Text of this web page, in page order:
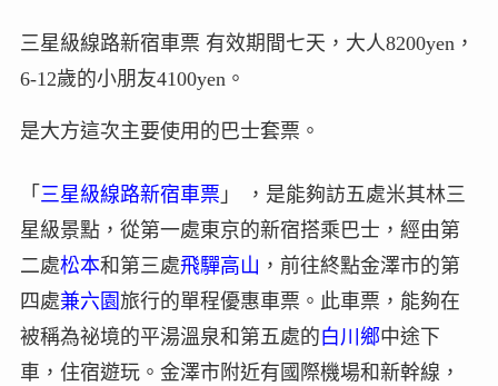
三星級線路新宿車票 有效期間七天，大人8200yen，
6-12歲的小朋友4100yen。
是大方這次主要使用的巴士套票。
「 三星級線路新宿車票 」 ，是能夠訪五處米其林三
星級景點，從第一處東京的新宿搭乘巴士，經由第
二處松本和第三處飛驒高山 ，前往終點金澤市的第
四處兼六園 旅行的單程優惠車票。此車票，能夠在
被稱為祕境的平湯溫泉和第五處的白川鄉中途下
車，住宿遊玩。金澤市附近有國際機場和新幹線，